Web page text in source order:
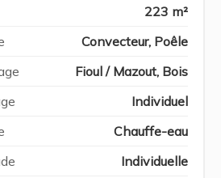
223 m²
Convecteur, Poêle
Fioul / Mazout, Bois
Individuel
Chauffe-eau
Individuelle